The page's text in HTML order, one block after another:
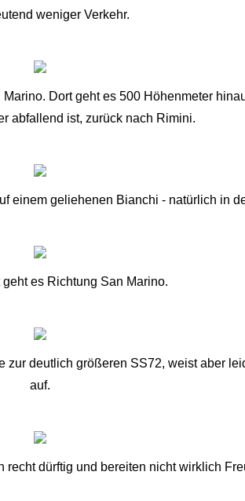
weniger Verkehr.
Dort geht es 500 Höhenmeter
abfallend ist, zurück nach Rimini.
einem geliehenen Bianchi - natürlich in
geht es Richtung San Marino.
deutlich größeren SS72, weist aber
auf.
dürftig und bereiten nicht wirklich